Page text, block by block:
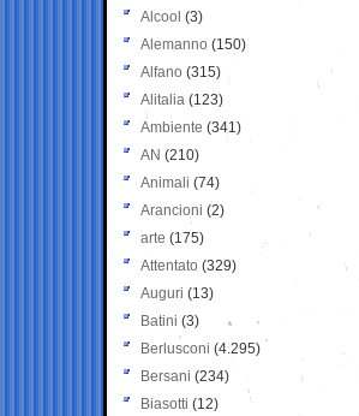
Alcool (3)
Alemanno (150)
Alfano (315)
Alitalia (123)
Ambiente (341)
AN (210)
Animali (74)
Arancioni (2)
arte (175)
Attentato (329)
Auguri (13)
Batini (3)
Berlusconi (4.295)
Bersani (234)
Biasotti (12)